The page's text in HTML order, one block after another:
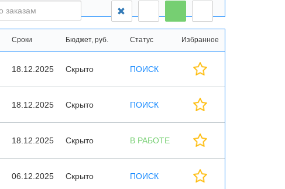
Сроки Бюджет, руб. Статус Избранное
18.12.2025 Скрыто ПОИСК
18.12.2025 Скрыто ПОИСК
18.12.2025 Скрыто В РАБОТЕ
06.12.2025 Скрыто ПОИСК